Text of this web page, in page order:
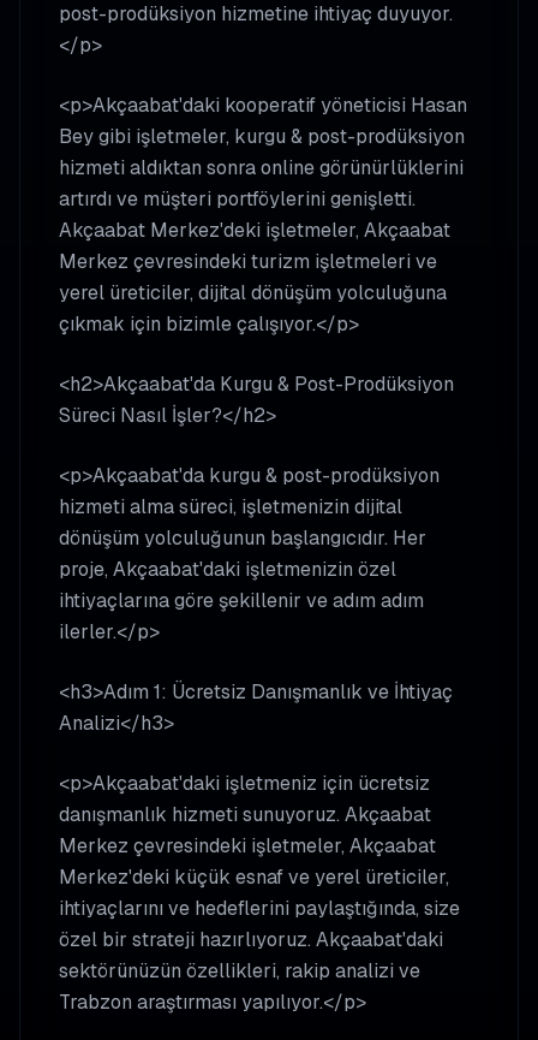
post-prodüksiyon hizmetine ihtiyaç duyuyor.
</p>
<p>Akçaabat'daki kooperatif yöneticisi Hasan
Bey gibi işletmeler, kurgu & post-prodüksiyon
hizmeti aldıktan sonra online görünürlüklerini
artırdı ve müşteri portföylerini genişletti.
Akçaabat Merkez'deki işletmeler, Akçaabat
Merkez çevresindeki turizm işletmeleri ve
yerel üreticiler, dijital dönüşüm yolculuğuna
çıkmak için bizimle çalışıyor.</p>
<h2>Akçaabat'da Kurgu & Post-Prodüksiyon
Süreci Nasıl İşler?</h2>
<p>Akçaabat'da kurgu & post-prodüksiyon
hizmeti alma süreci, işletmenizin dijital
dönüşüm yolculuğunun başlangıcıdır. Her
proje, Akçaabat'daki işletmenizin özel
ihtiyaçlarına göre şekillenir ve adım adım
ilerler.</p>
<h3>Adım 1: Ücretsiz Danışmanlık ve İhtiyaç
Analizi</h3>
<p>Akçaabat'daki işletmeniz için ücretsiz
danışmanlık hizmeti sunuyoruz. Akçaabat
Merkez çevresindeki işletmeler, Akçaabat
Merkez'deki küçük esnaf ve yerel üreticiler,
ihtiyaçlarını ve hedeflerini paylaştığında, size
özel bir strateji hazırlıyoruz. Akçaabat'daki
sektörünüzün özellikleri, rakip analizi ve
Trabzon araştırması yapılıyor.</p>